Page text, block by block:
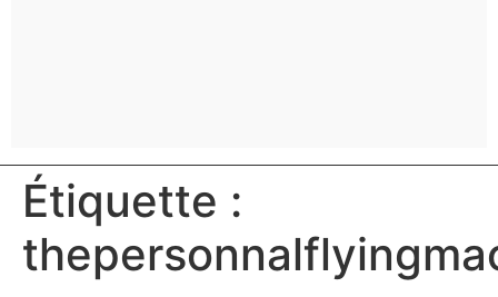
Étiquette :